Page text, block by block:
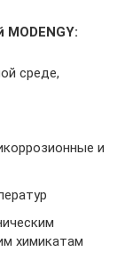
среде,
и
химикатам